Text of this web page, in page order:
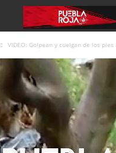
VIDEO: Golpean y cuelgan de los